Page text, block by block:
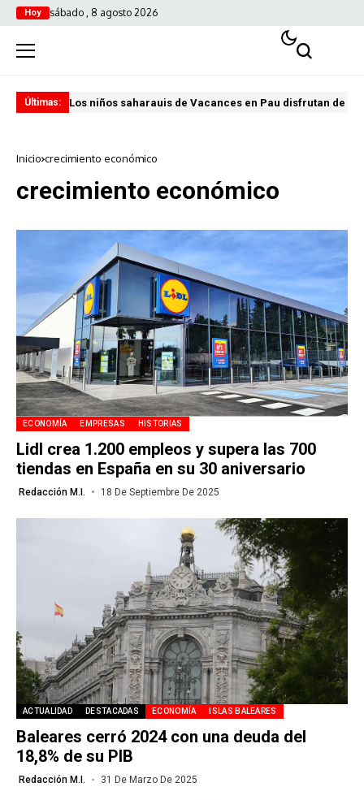
Hoy sábado , 8 agosto 2026
Últimas: Los niños saharauis de Vacances en Pau disfrutan de
Inicio crecimiento económico
crecimiento económico
ECONOMÍA EMPRESAS HISTORIAS
Lidl crea 1.200 empleos y supera las 700
tiendas en España en su 30 aniversario
Redacción M.I. 18 De Septiembre De 2025
ACTUALIDAD DESTACADAS ECONOMÍA ISLAS BALEARES
Baleares cerró 2024 con una deuda del
18,8% de su PIB
Redacción M.I. 31 De Marzo De 2025